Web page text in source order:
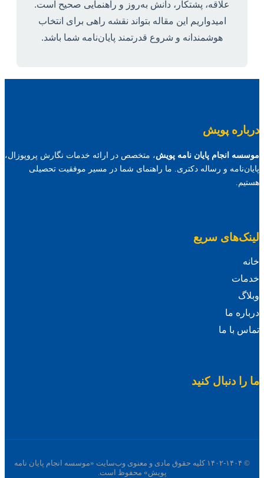
علاقه، پشتکار، دانش به‌روز و راهنمایی صحیح است.
امیدواریم این مقاله بتواند نقشه راهی برای انتخاب
هوشمندانه و شروع قدرتمند پایان‌نامه شما باشد.
درباره پویش
موسسه انجام پایان نامه پویش، متخصص در ارائه خدمات نگارش پروپوزال،
پایان‌نامه و رساله دکتری. ما راهنمای شما در مسیر موفقیت تحصیلی
هستیم.
لینک‌های سریع
خانه
خدمات
وبلاگ
درباره ما
تماس با ما
ما را دنبال کنید
© ۱۴۰۲-۱۴۰۴ کلیه حقوق مادی و معنوی وب‌سایت «موسسه انجام پایان نامه
پویش» محفوظ است.